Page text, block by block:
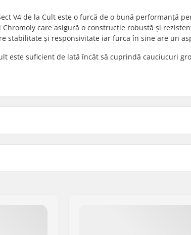
V4 de la Cult este o furcă de o bună performanță
care asigură o construcție robustă și
stabilitate și responsivitate iar furca în sine are un
este suficient de lată încât să cuprindă cauciucuri
18mm, 28mm
Oțel Chromoly